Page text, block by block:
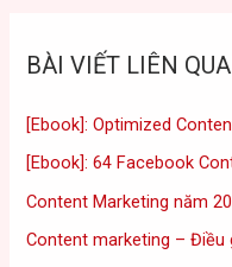
BÀI VIẾT LIÊN
[Ebook]: Optimized
[Ebook]: 64 Facebook
Content Marketing năm
Content marketing –